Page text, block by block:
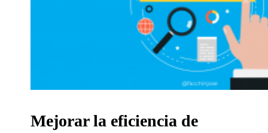
Mejorar la eficiencia de